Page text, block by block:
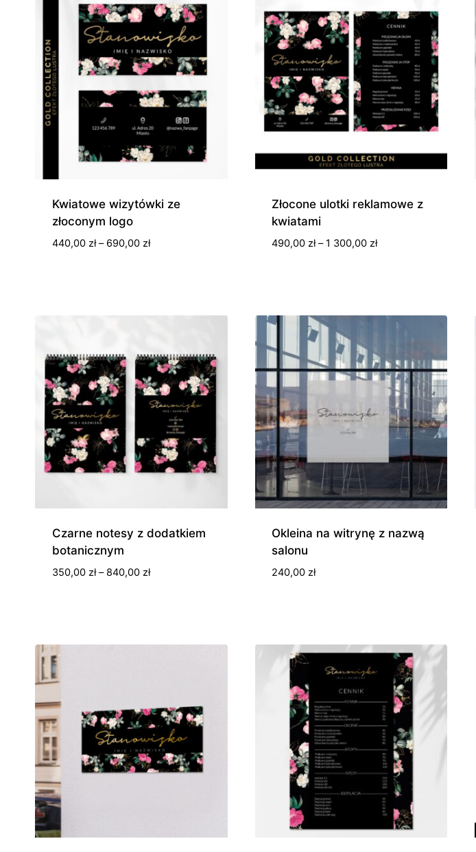
1
150,00 zł
Kwiatowe wizytówki ze
złoconym logo
440,00 zł – 690,00 złZakres
Złocone ulotki reklamowe z
kwiatami
490,00 zł – 1 300,00 złZakres
300,00 zł
Czarne notesy z dodatkiem
botanicznym
350,00 zł – 840,00 złZakres
Okleina na witrynę z nazwą
salonu
240,00 zł